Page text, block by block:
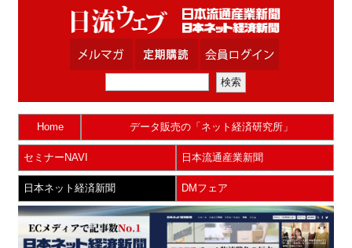
Home データ販売の「ネット経済研究所」
セミナーNAVI 日本流通産業新聞
日本ネット経済新聞 DMフェア